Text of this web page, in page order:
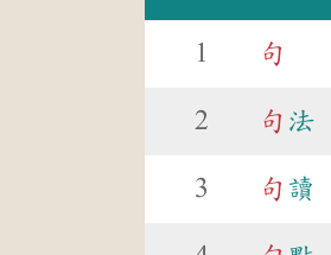
1 句
2 句 法
3 句 讀